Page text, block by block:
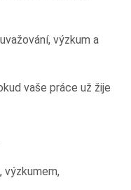
výzkum a
vaše práce už žije
výzkumem,